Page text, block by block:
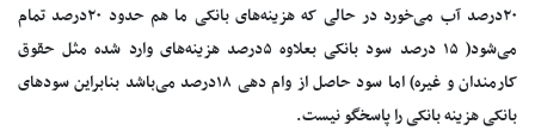
۲۰درصد آب می‌خورد در حالی که هزینه‌های بانکی ما هم حدود ۲۰درصد تمام
می‌شود( ۱۵ درصد سود بانکی بعلاوه ۵درصد هزینه‌های وارد شده مثل حقوق
کارمندان و غیره) اما سود حاصل از وام دهی ۱۸درصد می‌باشد بنابراین سودهای
بانکی هزینه بانکی را پاسخگو نیست.